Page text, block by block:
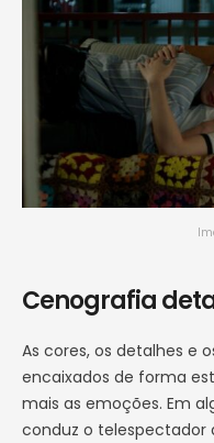
Cenografia
As cores, os detalhes e
encaixados de forma
mais as emoções. Em
conduz o telespectador